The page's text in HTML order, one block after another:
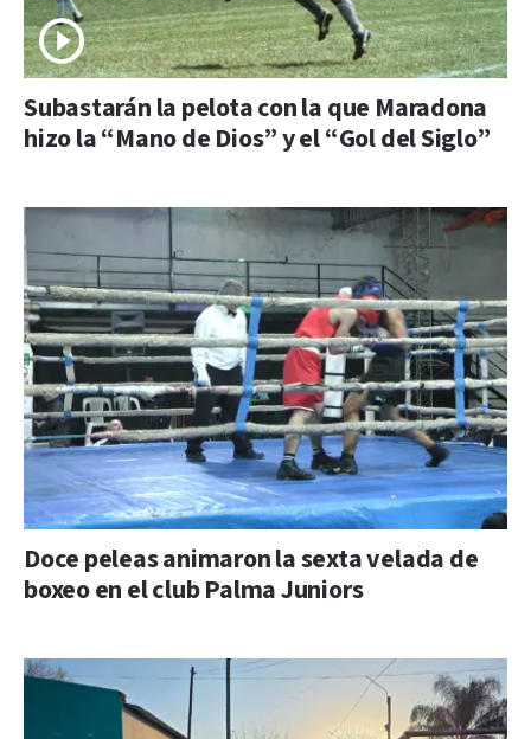
Subastarán la pelota con la que Maradona
hizo la “Mano de Dios” y el “Gol del Siglo”
Doce peleas animaron la sexta velada de
boxeo en el club Palma Juniors